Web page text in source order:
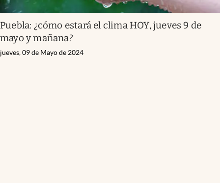
El Cronista Studio
Mediakit
abre en nueva pestaña
Argentina
Puebla: ¿cómo estará el clima HOY, jueves 9 de
mayo y mañana?
jueves, 09 de Mayo de 2024